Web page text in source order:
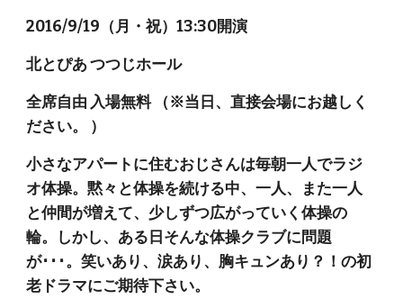
2016/9/19（月・祝）13:30開演
北とぴあ つつじホール
全席自由 入場無料 （※当日、直接会場にお越しく
ださい。 ）
小さなアパートに住むおじさんは毎朝一人でラジ
オ体操。黙々と体操を続ける中、一人、また一人
と仲間が増えて、少しずつ広がっていく体操の
輪。しかし、ある日そんな体操クラブに問題
が･･･。笑いあり、涙あり、胸キュンあり？！の初
老ドラマにご期待下さい。